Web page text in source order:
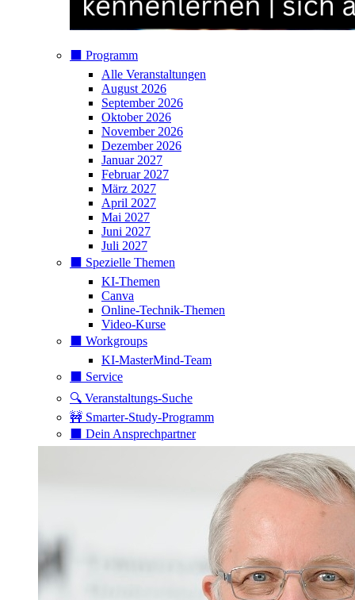
⬛️ Programm
Alle Veranstaltungen
August 2026
September 2026
Oktober 2026
November 2026
Dezember 2026
Januar 2027
Februar 2027
März 2027
April 2027
Mai 2027
Juni 2027
Juli 2027
⬛️ Spezielle Themen
KI-Themen
Canva
Online-Technik-Themen
Video-Kurse
⬛️ Workgroups
KI-MasterMind-Team
⬛️ Service
🔍 Veranstaltungs-Suche
🚧 Smarter-Study-Programm
⬛️ Dein Ansprechpartner